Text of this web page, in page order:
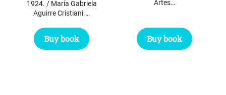
1924. / María Gabriela
Aguirre Cristiani.…
Buy book
Artes…
Buy book